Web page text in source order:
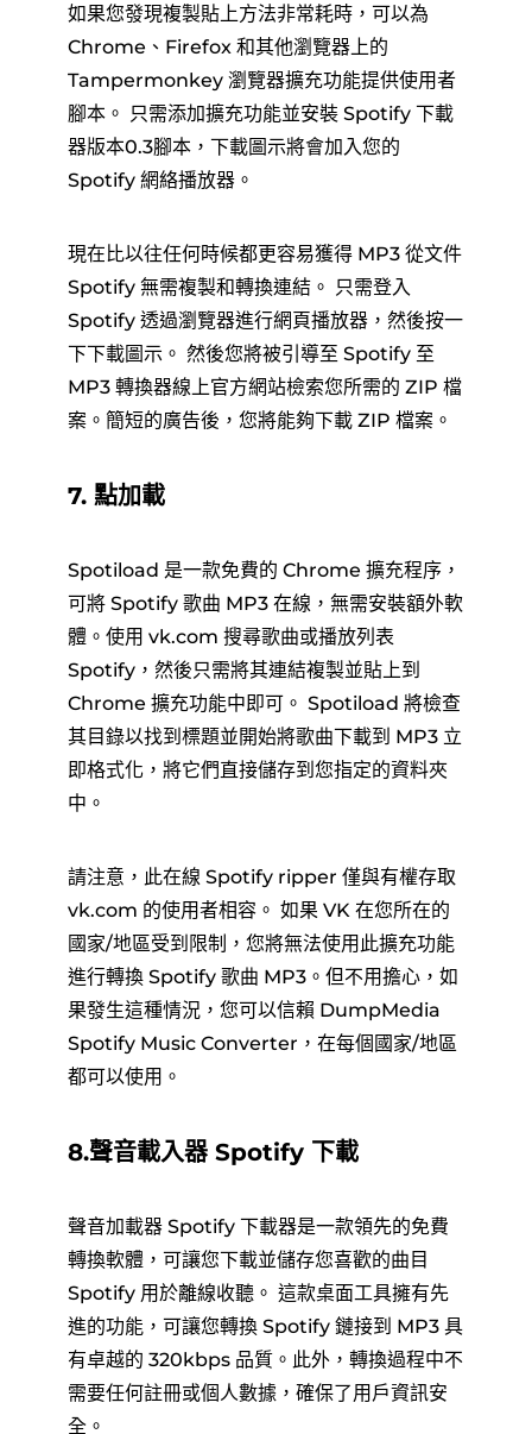
如果您發現複製貼上方法非常耗時，可以為
Chrome、Firefox 和其他瀏覽器上的
Tampermonkey 瀏覽器擴充功能提供使用者
腳本。 只需添加擴充功能並安裝 Spotify 下載
器版本0.3腳本，下載圖示將會加入您的
Spotify 網絡播放器。
現在比以往任何時候都更容易獲得 MP3 從文件
Spotify 無需複製和轉換連結。 只需登入
Spotify 透過瀏覽器進行網頁播放器，然後按一
下下載圖示。 然後您將被引導至 Spotify 至
MP3 轉換器線上官方網站檢索您所需的 ZIP 檔
案。簡短的廣告後，您將能夠下載 ZIP 檔案。
7. 點加載
Spotiload 是一款免費的 Chrome 擴充程序，
可將 Spotify 歌曲 MP3 在線，無需安裝額外軟
體。使用 vk.com 搜尋歌曲或播放列表
Spotify，然後只需將其連結複製並貼上到
Chrome 擴充功能中即可。 Spotiload 將檢查
其目錄以找到標題並開始將歌曲下載到 MP3 立
即格式化，將它們直接儲存到您指定的資料夾
中。
請注意，此在線 Spotify ripper 僅與有權存取
vk.com 的使用者相容。 如果 VK 在您所在的
國家/地區受到限制，您將無法使用此擴充功能
進行轉換 Spotify 歌曲 MP3。但不用擔心，如
果發生這種情況，您可以信賴 DumpMedia
Spotify Music Converter，在每個國家/地區
都可以使用。
8.聲音載入器 Spotify 下載
聲音加載器 Spotify 下載器是一款領先的免費
轉換軟體，可讓您下載並儲存您喜歡的曲目
Spotify 用於離線收聽。 這款桌面工具擁有先
進的功能，可讓您轉換 Spotify 鏈接到 MP3 具
有卓越的 320kbps 品質。此外，轉換過程中不
需要任何註冊或個人數據，確保了用戶資訊安
全。